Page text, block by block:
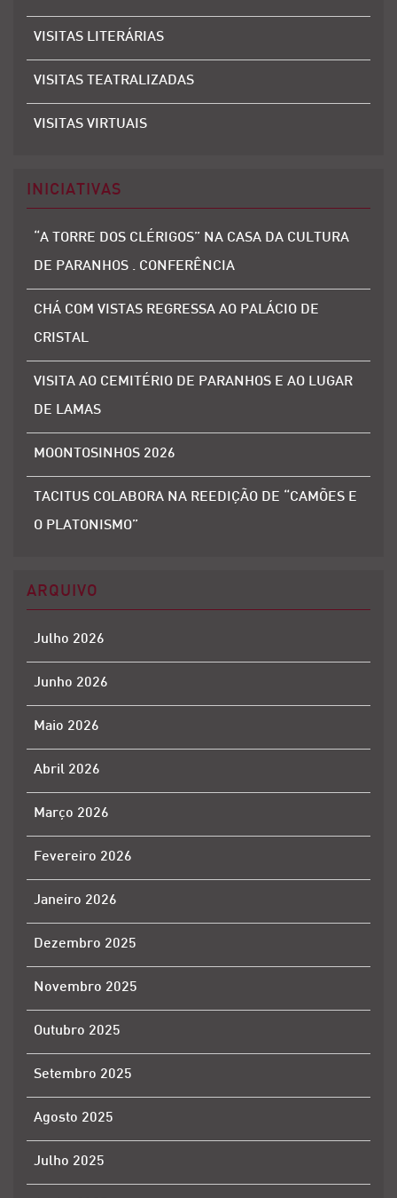
VISITAS LITERÁRIAS
VISITAS TEATRALIZADAS
VISITAS VIRTUAIS
INICIATIVAS
“A TORRE DOS CLÉRIGOS” NA CASA DA CULTURA
DE PARANHOS . CONFERÊNCIA
CHÁ COM VISTAS REGRESSA AO PALÁCIO DE
CRISTAL
VISITA AO CEMITÉRIO DE PARANHOS E AO LUGAR
DE LAMAS
MOONTOSINHOS 2026
TACITUS COLABORA NA REEDIÇÃO DE “CAMÕES E
O PLATONISMO”
ARQUIVO
Julho 2026
Junho 2026
Maio 2026
Abril 2026
Março 2026
Fevereiro 2026
Janeiro 2026
Dezembro 2025
Novembro 2025
Outubro 2025
Setembro 2025
Agosto 2025
Julho 2025